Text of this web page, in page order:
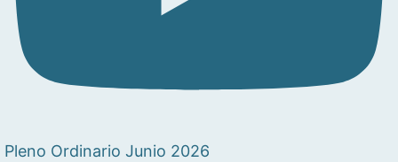
Pleno Ordinario Junio 2026